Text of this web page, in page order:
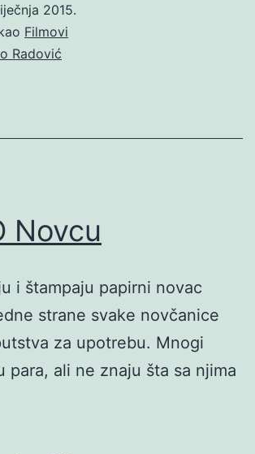
2015.
Filmovi
Radović
Novcu
i štampaju papirni novac
strane svake novčanice
za upotrebu. Mnogi
para, ali ne znaju šta sa njima